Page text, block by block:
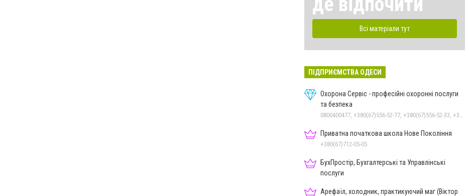
Всі матеріали тут
ПІДПРИЄМСТВА ОДЕСИ
Охорона Сервіс - професійні охоронні послуги
та безпека
Приватна початкова школа Нове Покоління
+380(67)712-05-05
БухПростір, Бухгалтерські та Управлінські
послуги
Арефаїл, холодник, практикуючий маг (Віктор